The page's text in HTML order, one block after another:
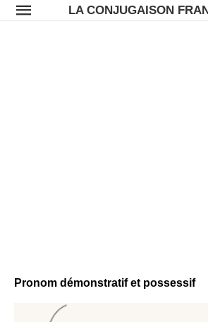
LA CONJUGAISON
Pronom démonstratif et possessif